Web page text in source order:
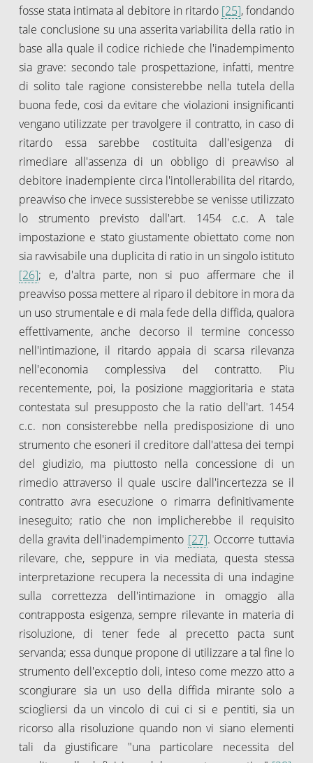
fosse stata intimata al debitore in ritardo [25], fondando
tale conclusione su una asserita variabilita della ratio in
base alla quale il codice richiede che l'inadempimento
sia grave: secondo tale prospettazione, infatti, mentre
di solito tale ragione consisterebbe nella tutela della
buona fede, cosi da evitare che violazioni insignificanti
vengano utilizzate per travolgere il contratto, in caso di
ritardo essa sarebbe costituita dall'esigenza di
rimediare all'assenza di un obbligo di preavviso al
debitore inadempiente circa l'intollerabilita del ritardo,
preavviso che invece sussisterebbe se venisse utilizzato
lo strumento previsto dall'art. 1454 c.c. A tale
impostazione e stato giustamente obiettato come non
sia ravvisabile una duplicita di ratio in un singolo istituto
[26]; e, d'altra parte, non si puo affermare che il
preavviso possa mettere al riparo il debitore in mora da
un uso strumentale e di mala fede della diffida, qualora
effettivamente, anche decorso il termine concesso
nell'intimazione, il ritardo appaia di scarsa rilevanza
nell'economia complessiva del contratto. Piu
recentemente, poi, la posizione maggioritaria e stata
contestata sul presupposto che la ratio dell'art. 1454
c.c. non consisterebbe nella predisposizione di uno
strumento che esoneri il creditore dall'attesa dei tempi
del giudizio, ma piuttosto nella concessione di un
rimedio attraverso il quale uscire dall'incertezza se il
contratto avra esecuzione o rimarra definitivamente
ineseguito; ratio che non implicherebbe il requisito
della gravita dell'inadempimento [27]. Occorre tuttavia
rilevare, che, seppure in via mediata, questa stessa
interpretazione recupera la necessita di una indagine
sulla correttezza dell'intimazione in omaggio alla
contrapposta esigenza, sempre rilevante in materia di
risoluzione, di tener fede al precetto pacta sunt
servanda; essa dunque propone di utilizzare a tal fine lo
strumento dell'exceptio doli, inteso come mezzo atto a
scongiurare sia un uso della diffida mirante solo a
sciogliersi da un vincolo di cui ci si e pentiti, sia un
ricorso alla risoluzione quando non vi siano elementi
tali da giustificare "una particolare necessita del